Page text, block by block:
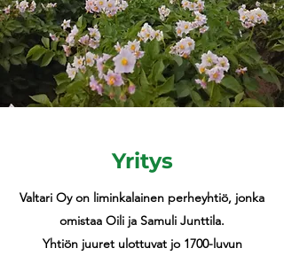
Yritys
Valtari Oy on liminkalainen perheyhtiö, jonka
omistaa Oili ja Samuli Junttila.
Yhtiön juuret ulottuvat jo 1700-luvun